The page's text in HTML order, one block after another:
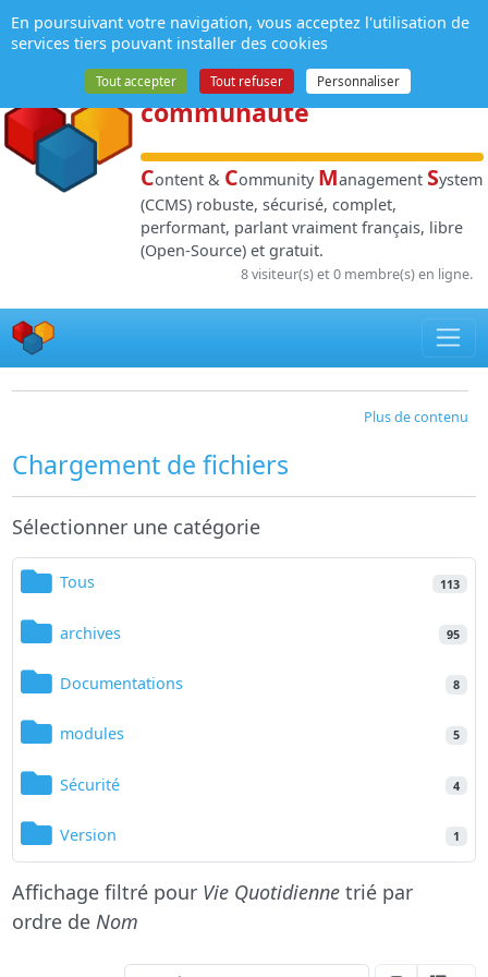
NPDS:Gestion de
contenuet de
communauté
Content & Community Management System
(CCMS) robuste, sécurisé, complet,
performant, parlant vraiment français, libre
(Open-Source) et gratuit.
8 visiteur(s) et 0 membre(s) en ligne.
Plus de contenu
Chargement de fichiers
Sélectionner une catégorie
Tous 113
archives 95
Documentations 8
modules 5
Sécurité 4
Version 1
Affichage filtré pour Vie Quotidiennetrié par
ordre de Nom
Panneau de gestion des cookies
En poursuivant votre navigation, vous acceptez l'utilisation de
services tiers pouvant installer des cookies
Tout accepter Tout refuser Personnaliser